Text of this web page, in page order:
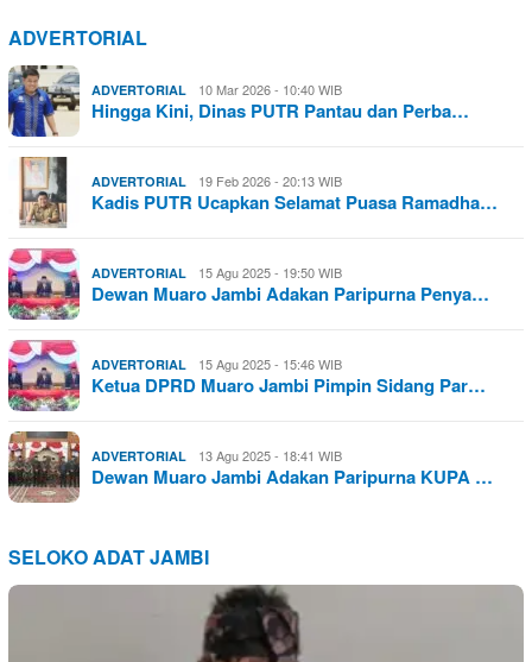
ADVERTORIAL
ADVERTORIAL 10 Mar 2026 - 10:40 WIB
Hingga Kini, Dinas PUTR Pantau dan Perba…
ADVERTORIAL 19 Feb 2026 - 20:13 WIB
Kadis PUTR Ucapkan Selamat Puasa Ramadha…
ADVERTORIAL 15 Agu 2025 - 19:50 WIB
Dewan Muaro Jambi Adakan Paripurna Penya…
ADVERTORIAL 15 Agu 2025 - 15:46 WIB
Ketua DPRD Muaro Jambi Pimpin Sidang Par…
ADVERTORIAL 13 Agu 2025 - 18:41 WIB
Dewan Muaro Jambi Adakan Paripurna KUPA …
SELOKO ADAT JAMBI